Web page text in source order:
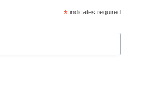
*indicates required